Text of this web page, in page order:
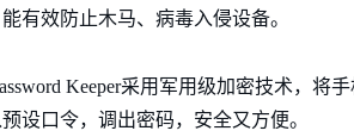
有效防止木马、病毒入侵设备。
Keeper采用军用级加密技术，将
设口令，调出密码，安全又方便。